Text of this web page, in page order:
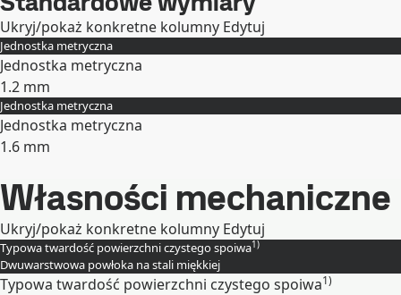
Ukryj/pokaż konkretne kolumny Edytuj
Jednostka metryczna
Jednostka metryczna
1.2 mm
Rozwiń
Jednostka metryczna
Jednostka metryczna
1.6 mm
Własności mechaniczne
Ukryj/pokaż konkretne kolumny Edytuj
Typowa twardość powierzchni czystego spoiwa1)
Dwuwarstwowa powłoka na stali miękkiej
Typowa twardość powierzchni czystego spoiwa1)